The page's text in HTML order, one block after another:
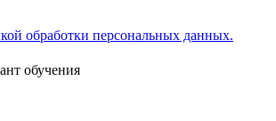
обработки персональных данных.
обучения